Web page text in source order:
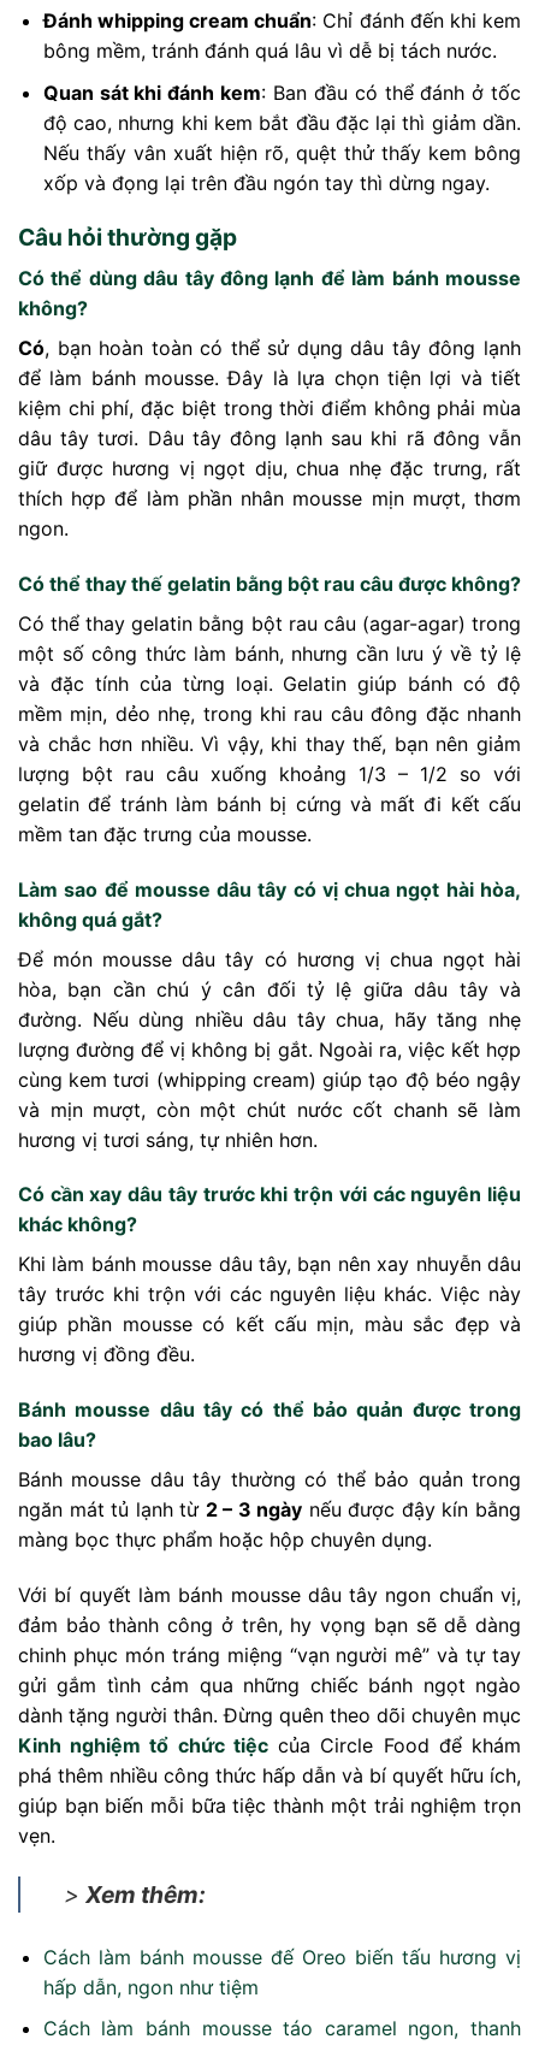
Đánh whipping cream chuẩn: Chỉ đánh đến khi kem
bông mềm, tránh đánh quá lâu vì dễ bị tách nước.
Quan sát khi đánh kem: Ban đầu có thể đánh ở tốc
độ cao, nhưng khi kem bắt đầu đặc lại thì giảm dần.
Nếu thấy vân xuất hiện rõ, quệt thử thấy kem bông
xốp và đọng lại trên đầu ngón tay thì dừng ngay.
Câu hỏi thường gặp
Có thể dùng dâu tây đông lạnh để làm bánh mousse
không?
Có, bạn hoàn toàn có thể sử dụng dâu tây đông lạnh
để làm bánh mousse. Đây là lựa chọn tiện lợi và tiết
kiệm chi phí, đặc biệt trong thời điểm không phải mùa
dâu tây tươi. Dâu tây đông lạnh sau khi rã đông vẫn
giữ được hương vị ngọt dịu, chua nhẹ đặc trưng, rất
thích hợp để làm phần nhân mousse mịn mượt, thơm
ngon.
Có thể thay thế gelatin bằng bột rau câu được không?
Có thể thay gelatin bằng bột rau câu (agar-agar) trong
một số công thức làm bánh, nhưng cần lưu ý về tỷ lệ
và đặc tính của từng loại. Gelatin giúp bánh có độ
mềm mịn, dẻo nhẹ, trong khi rau câu đông đặc nhanh
và chắc hơn nhiều. Vì vậy, khi thay thế, bạn nên giảm
lượng bột rau câu xuống khoảng 1/3 – 1/2 so với
gelatin để tránh làm bánh bị cứng và mất đi kết cấu
mềm tan đặc trưng của mousse.
Làm sao để mousse dâu tây có vị chua ngọt hài hòa,
không quá gắt?
Để món mousse dâu tây có hương vị chua ngọt hài
hòa, bạn cần chú ý cân đối tỷ lệ giữa dâu tây và
đường. Nếu dùng nhiều dâu tây chua, hãy tăng nhẹ
lượng đường để vị không bị gắt. Ngoài ra, việc kết hợp
cùng kem tươi (whipping cream) giúp tạo độ béo ngậy
và mịn mượt, còn một chút nước cốt chanh sẽ làm
hương vị tươi sáng, tự nhiên hơn.
Có cần xay dâu tây trước khi trộn với các nguyên liệu
khác không?
Khi làm bánh mousse dâu tây, bạn nên xay nhuyễn dâu
tây trước khi trộn với các nguyên liệu khác. Việc này
giúp phần mousse có kết cấu mịn, màu sắc đẹp và
hương vị đồng đều.
Bánh mousse dâu tây có thể bảo quản được trong
bao lâu?
Bánh mousse dâu tây thường có thể bảo quản trong
ngăn mát tủ lạnh từ 2 – 3 ngày nếu được đậy kín bằng
màng bọc thực phẩm hoặc hộp chuyên dụng.
Với bí quyết làm bánh mousse dâu tây ngon chuẩn vị,
đảm bảo thành công ở trên, hy vọng bạn sẽ dễ dàng
chinh phục món tráng miệng “vạn người mê” và tự tay
gửi gắm tình cảm qua những chiếc bánh ngọt ngào
dành tặng người thân. Đừng quên theo dõi chuyên mục
Kinh nghiệm tổ chức tiệccủa Circle Food để khám
phá thêm nhiều công thức hấp dẫn và bí quyết hữu ích,
giúp bạn biến mỗi bữa tiệc thành một trải nghiệm trọn
vẹn.
> Xem thêm:
Cách làm bánh mousse đế Oreo biến tấu hương vị
hấp dẫn, ngon như tiệm
Cách làm bánh mousse táo caramel ngon, thanh